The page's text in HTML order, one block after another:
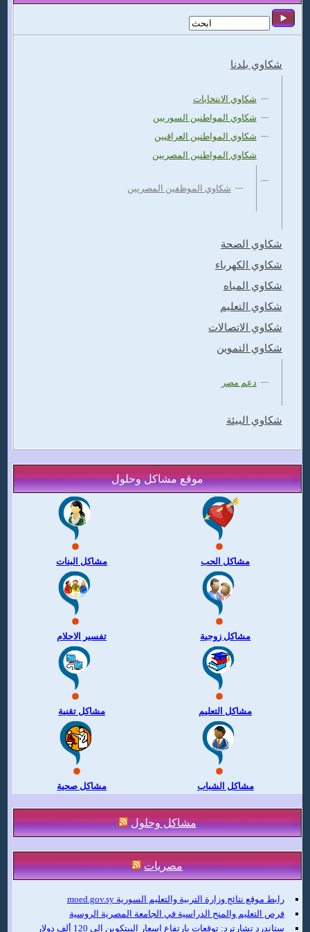
شكاوي بلدنا
شكاوي الانتخابات
شكاوي المواطنين السوريين
شكاوي المواطنين العراقيين
شكاوي المواطنين المصريين
شكاوي الموظفين المصريين
شكاوي الصحة
شكاوي الكهرباء
شكاوي المياه
شكاوي التعليم
شكاوي الاتصالات
شكاوي التموين
دعم مصر
شكاوي البيئة
موقع مشاكل وحلول
مشاكل البنات مشاكل الحب
تفسير الاحلام مشاكل زوجية
مشاكل تقنية مشاكل التعليم
مشاكل صحية مشاكل الشباب
مشاكل وحلول
مصريات
رابط موقع نتائج وزارة التربية والتعليم السورية moed.gov.sy
فرص التعليم والمنح الدراسية في الجامعة المصرية الروسية
ستاندرد تشارترد: توقعات بارتفاع اسعار البيتكوين إلى 120 ألف دولار